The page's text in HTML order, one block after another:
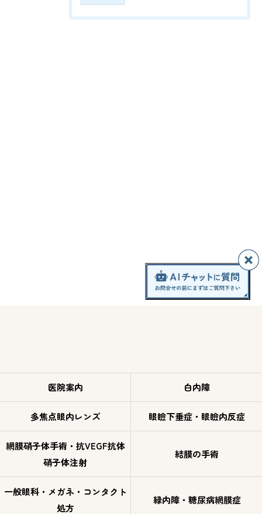
医院案内 白内障
多焦点眼内レンズ 眼瞼下垂症・眼瞼内反症
網膜硝子体手術・抗VEGF抗体
硝子体注射
結膜の手術
一般眼科・メガネ・コンタクト
処方
緑内障・糖尿病網膜症